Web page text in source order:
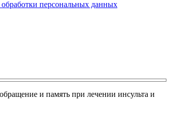
персональных данных
и память при лечении инсульта и